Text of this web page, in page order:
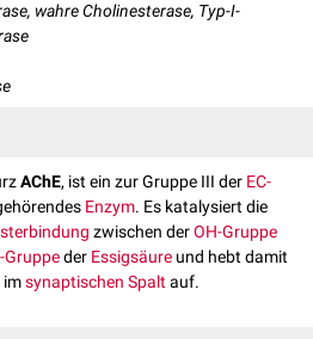
wahre Cholinesterase, Typ-I-
AChE, ist ein zur Gruppe III der EC-
Enzym. Es katalysiert die
zwischen derOH-Gruppe
Gruppeder Essigsäure und hebt damit
imsynaptischen Spaltauf.